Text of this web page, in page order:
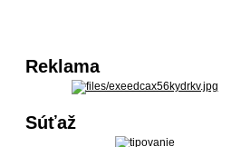
Reklama
Súťaž